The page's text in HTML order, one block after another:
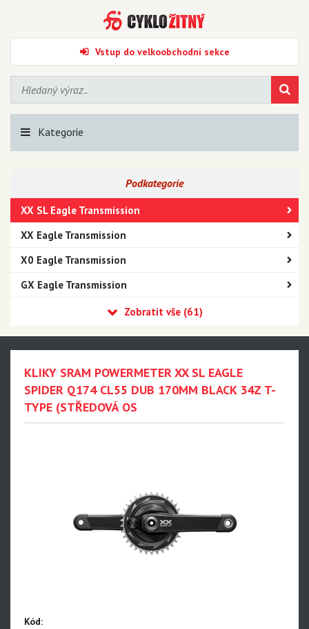
Vstup do velkoobchodní sekce
Kategorie
Podkategorie
XX SL Eagle Transmission
XX Eagle Transmission
X0 Eagle Transmission
GX Eagle Transmission
Eagle 90 Transmission
Eagle 70 Transmission
Eagle S500 - NEW!!!
Eagle S200 - NEW!!!
GX Eagle AXS
NX Eagle
KLIKY SRAM POWERMETER XX SL EAGLE
SPIDER Q174 CL55 DUB 170MM BLACK 34Z T-
TYPE (STŘEDOVÁ OS
Kód: